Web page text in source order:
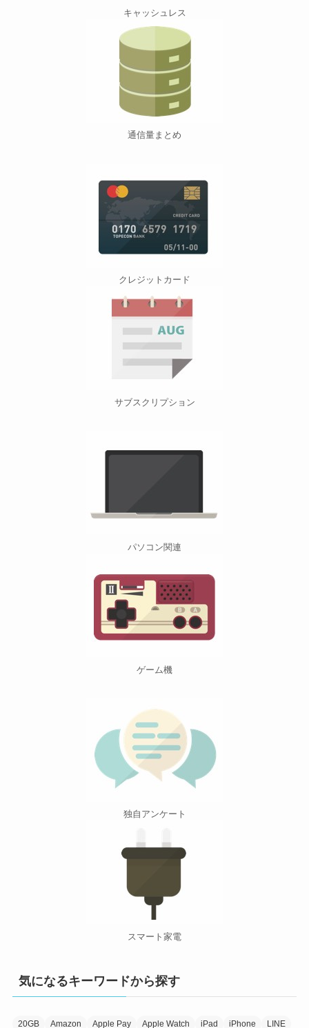
キャッシュレス
通信量まとめ
クレジットカード
サブスクリプション
パソコン関連
ゲーム機
独自アンケート
スマート家電
気になるキーワードから探す
20GB Amazon Apple Pay Apple Watch iPad iPhone LINE